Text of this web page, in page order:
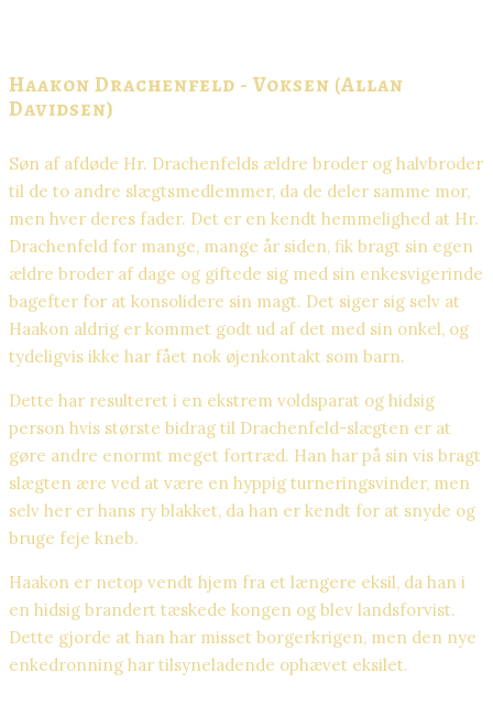
Haakon Drachenfeld - Voksen (Allan
Davidsen)
Søn af afdøde Hr. Drachenfelds ældre broder og halvbroder
til de to andre slægtsmedlemmer, da de deler samme mor,
men hver deres fader. Det er en kendt hemmelighed at Hr.
Drachenfeld for mange, mange år siden, fik bragt sin egen
ældre broder af dage og giftede sig med sin enkesvigerinde
bagefter for at konsolidere sin magt. Det siger sig selv at
Haakon aldrig er kommet godt ud af det med sin onkel, og
tydeligvis ikke har fået nok øjenkontakt som barn.
Dette har resulteret i en ekstrem voldsparat og hidsig
person hvis største bidrag til Drachenfeld-slægten er at
gøre andre enormt meget fortræd. Han har på sin vis bragt
slægten ære ved at være en hyppig turneringsvinder, men
selv her er hans ry blakket, da han er kendt for at snyde og
bruge feje kneb.
Haakon er netop vendt hjem fra et længere eksil, da han i
en hidsig brandert tæskede kongen og blev landsforvist.
Dette gjorde at han har misset borgerkrigen, men den nye
enkedronning har tilsyneladende ophævet eksilet.